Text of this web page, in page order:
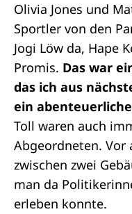
Olivia Jones und
Sportler von den
Jogi Löw da, Hape
Promis. Das war
das ich aus
ein
Toll waren auch
Abgeordneten. Vor
zwischen zwei
man da
erleben konnte.